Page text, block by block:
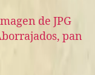
de JPG
pan